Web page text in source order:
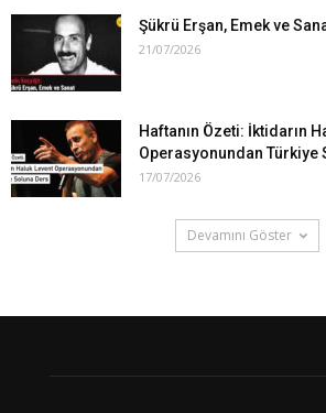
Şükrü Erşan, Emek ve
21/07/2026
Haftanın Özeti: İktidarın
Operasyonundan Türkiye
17/07/2026
Devamını Göster